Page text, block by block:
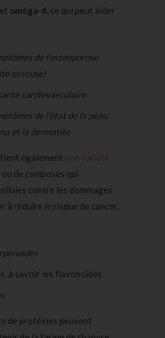
et oméga-6, ce qui peut aider
de l’ostéoporose
osseuse)
cardiovasculaire
de l’état de la peau
et la dermatite
également une variété
ou de composés qui
contre les dommages
à réduire le risque de cancer,
à savoir les flavonoïdes
de protéines peuvent